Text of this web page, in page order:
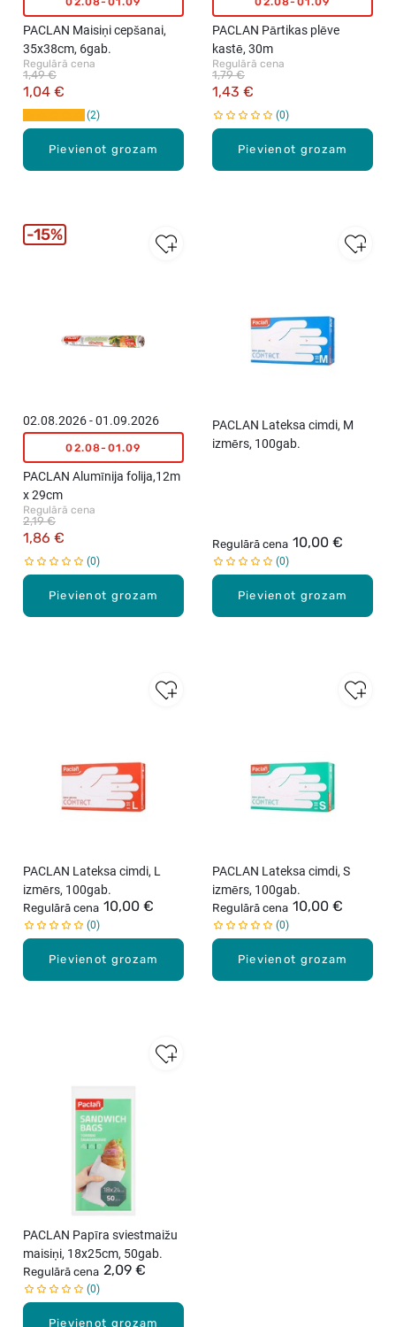
Pievienot grozam
PACLAN Maisiņi cepšanai,
35x38cm, 6gab.
Regulārā cena
1,04 €
1,49 €
2
Pievienot grozam
PACLAN Pārtikas plēve
kastē, 30m
Regulārā cena
1,43 €
1,79 €
0
Pievienot grozam
02.08.2026 - 01.09.2026
02.08-01.09
PACLAN Alumīnija folija,12m
x 29cm
Regulārā cena
1,86 €
2,19 €
0
15%
Pievienot grozam
PACLAN Lateksa cimdi, M
izmērs, 100gab.
Regulārā cena 10,00 €
0
Pievienot grozam
PACLAN Lateksa cimdi, L
izmērs, 100gab.
Regulārā cena 10,00 €
0
Pievienot grozam
PACLAN Lateksa cimdi, S
izmērs, 100gab.
Regulārā cena 10,00 €
0
Pievienot grozam
PACLAN Papīra sviestmaižu
maisiņi, 18x25cm, 50gab.
Regulārā cena 2,09 €
0